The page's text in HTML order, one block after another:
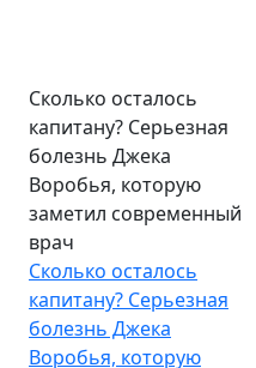
Сколько осталось
капитану? Серьезная
болезнь Джека
Воробья, которую
заметил современный
врач
Сколько осталось
капитану? Серьезная
болезнь Джека
Воробья, которую